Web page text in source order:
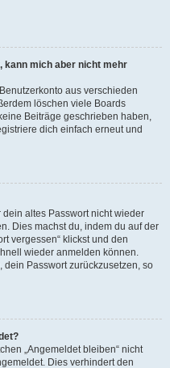
kann mich aber nicht mehr
aus verschieden
löschen viele Boards
Beiträge geschrieben haben,
dich einfach erneut und
altes Passwort nicht wieder
Dies machst du, indem du auf der
vergessen“ klickst und den
wieder anmelden können.
Passwort zurückzusetzen, so
„Angemeldet bleiben“ nicht
Dies verhindert den